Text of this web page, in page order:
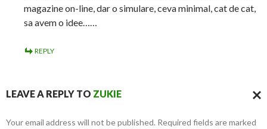
magazine on-line, dar o simulare, ceva minimal, cat de cat,
sa avem o idee……
REPLY
LEAVE A REPLY TO ZUKIE
Your email address will not be published. Required fields are marked